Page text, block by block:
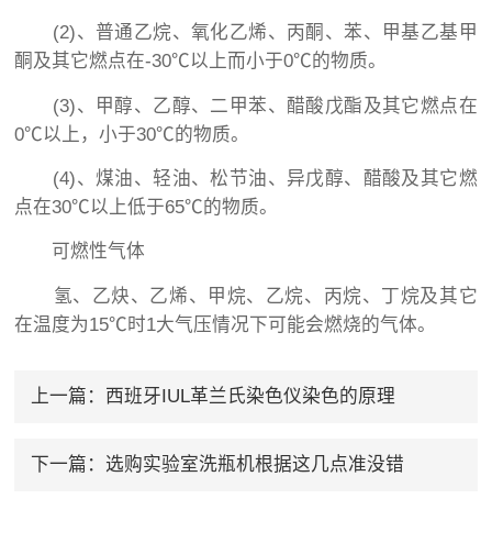
(2)、普通乙烷、氧化乙烯、丙酮、苯、甲基乙基甲
酮及其它燃点在-30℃以上而小于0℃的物质。
(3)、甲醇、乙醇、二甲苯、醋酸戊酯及其它燃点在
0℃以上，小于30℃的物质。
(4)、煤油、轻油、松节油、异戊醇、醋酸及其它燃
点在30℃以上低于65℃的物质。
可燃性气体
氢、乙炔、乙烯、甲烷、乙烷、丙烷、丁烷及其它
在温度为15℃时1大气压情况下可能会燃烧的气体。
上一篇： 西班牙IUL革兰氏染色仪染色的原理
下一篇： 选购实验室洗瓶机根据这几点准没错